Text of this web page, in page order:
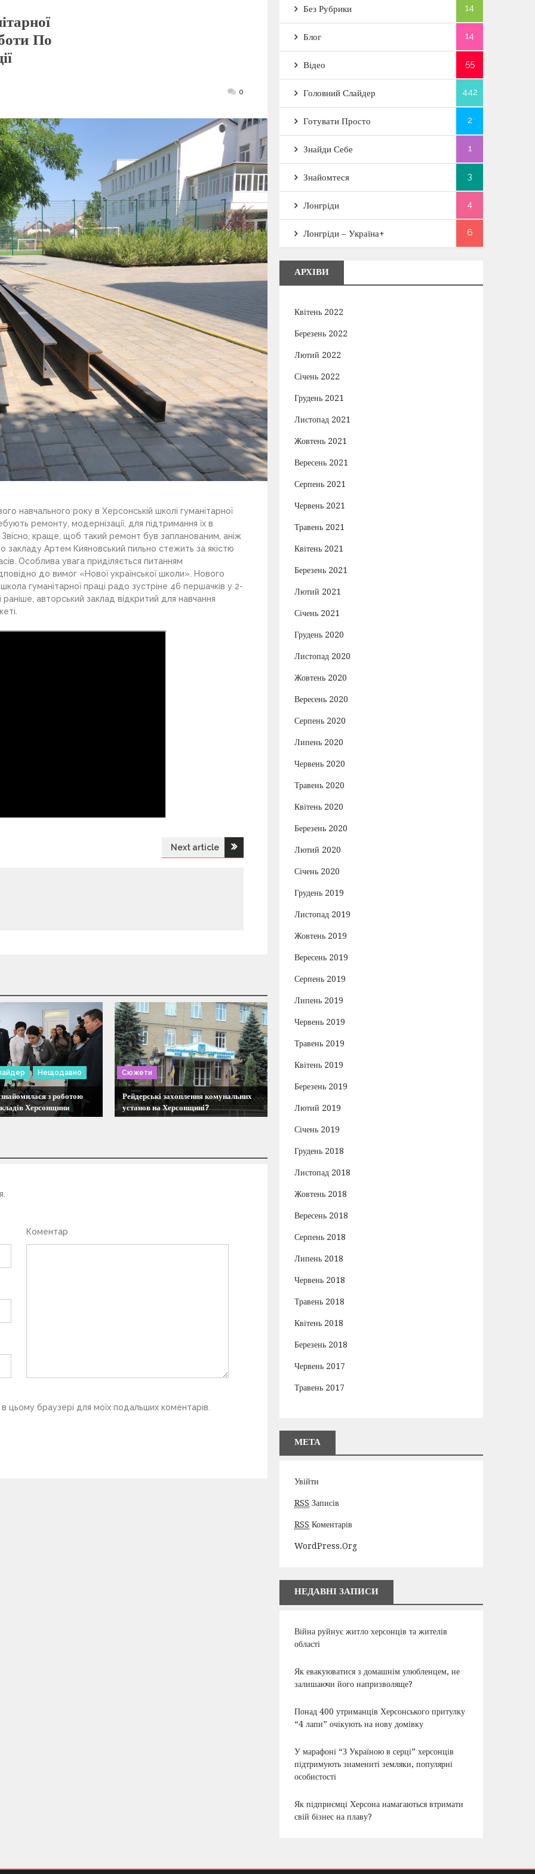
По
0
навчального року в Херсонській школі гуманітарної
ремонту, модернізації, для підтримання їх в
краще, щоб такий ремонт був запланованим, аніж
закладу Артем Кияновський пильно стежить за якістю
Особлива увага приділяється питанням
до вимог «Нової української школи». Нового
гуманітарної праці радо зустріне 46 першачків у 2-
авторський заклад відкритий для навчання
Next article
Нещодавно
з роботою
Херсонщини
Сюжети
Рейдерські захоплення комунальних
установ на Херсонщині?
Коментар
цьому браузері для моїх подальших коментарів.
Без Рубрики 14
Блог 14
Відео 55
Головний Слайдер 442
Готувати Просто 2
Знайди Себе 1
Знайомтеся 3
Лонгріди 4
Лонгріди – Україна+ 6
АРХІВИ
Квітень 2022
Березень 2022
Лютий 2022
Січень 2022
Грудень 2021
Листопад 2021
Жовтень 2021
Вересень 2021
Серпень 2021
Червень 2021
Травень 2021
Квітень 2021
Березень 2021
Лютий 2021
Січень 2021
Грудень 2020
Листопад 2020
Жовтень 2020
Вересень 2020
Серпень 2020
Липень 2020
Червень 2020
Травень 2020
Квітень 2020
Березень 2020
Лютий 2020
Січень 2020
Грудень 2019
Листопад 2019
Жовтень 2019
Вересень 2019
Серпень 2019
Липень 2019
Червень 2019
Травень 2019
Квітень 2019
Березень 2019
Лютий 2019
Січень 2019
Грудень 2018
Листопад 2018
Жовтень 2018
Вересень 2018
Серпень 2018
Липень 2018
Червень 2018
Травень 2018
Квітень 2018
Березень 2018
Червень 2017
Травень 2017
МЕТА
Увійти
RSS Записів
RSS Коментарів
WordPress.org
НЕДАВНІ ЗАПИСИ
Війна руйнує житло херсонців та жителів
області
Як евакуюватися з домашнім улюбленцем, не
залишаючи його напризволяще?
Понад 400 утриманців Херсонського притулку
“4 лапи” очікують на нову домівку
У марафоні “З Україною в серці” херсонців
підтримують знамениті земляки, популярні
особистості
Як підприємці Херсона намагаються втримати
свій бізнес на плаву?